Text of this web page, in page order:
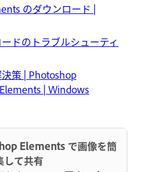
のダウンロード |
ドのトラブルシューティ
策 | Photoshop
| Windows
Elements で画像を簡
して共有